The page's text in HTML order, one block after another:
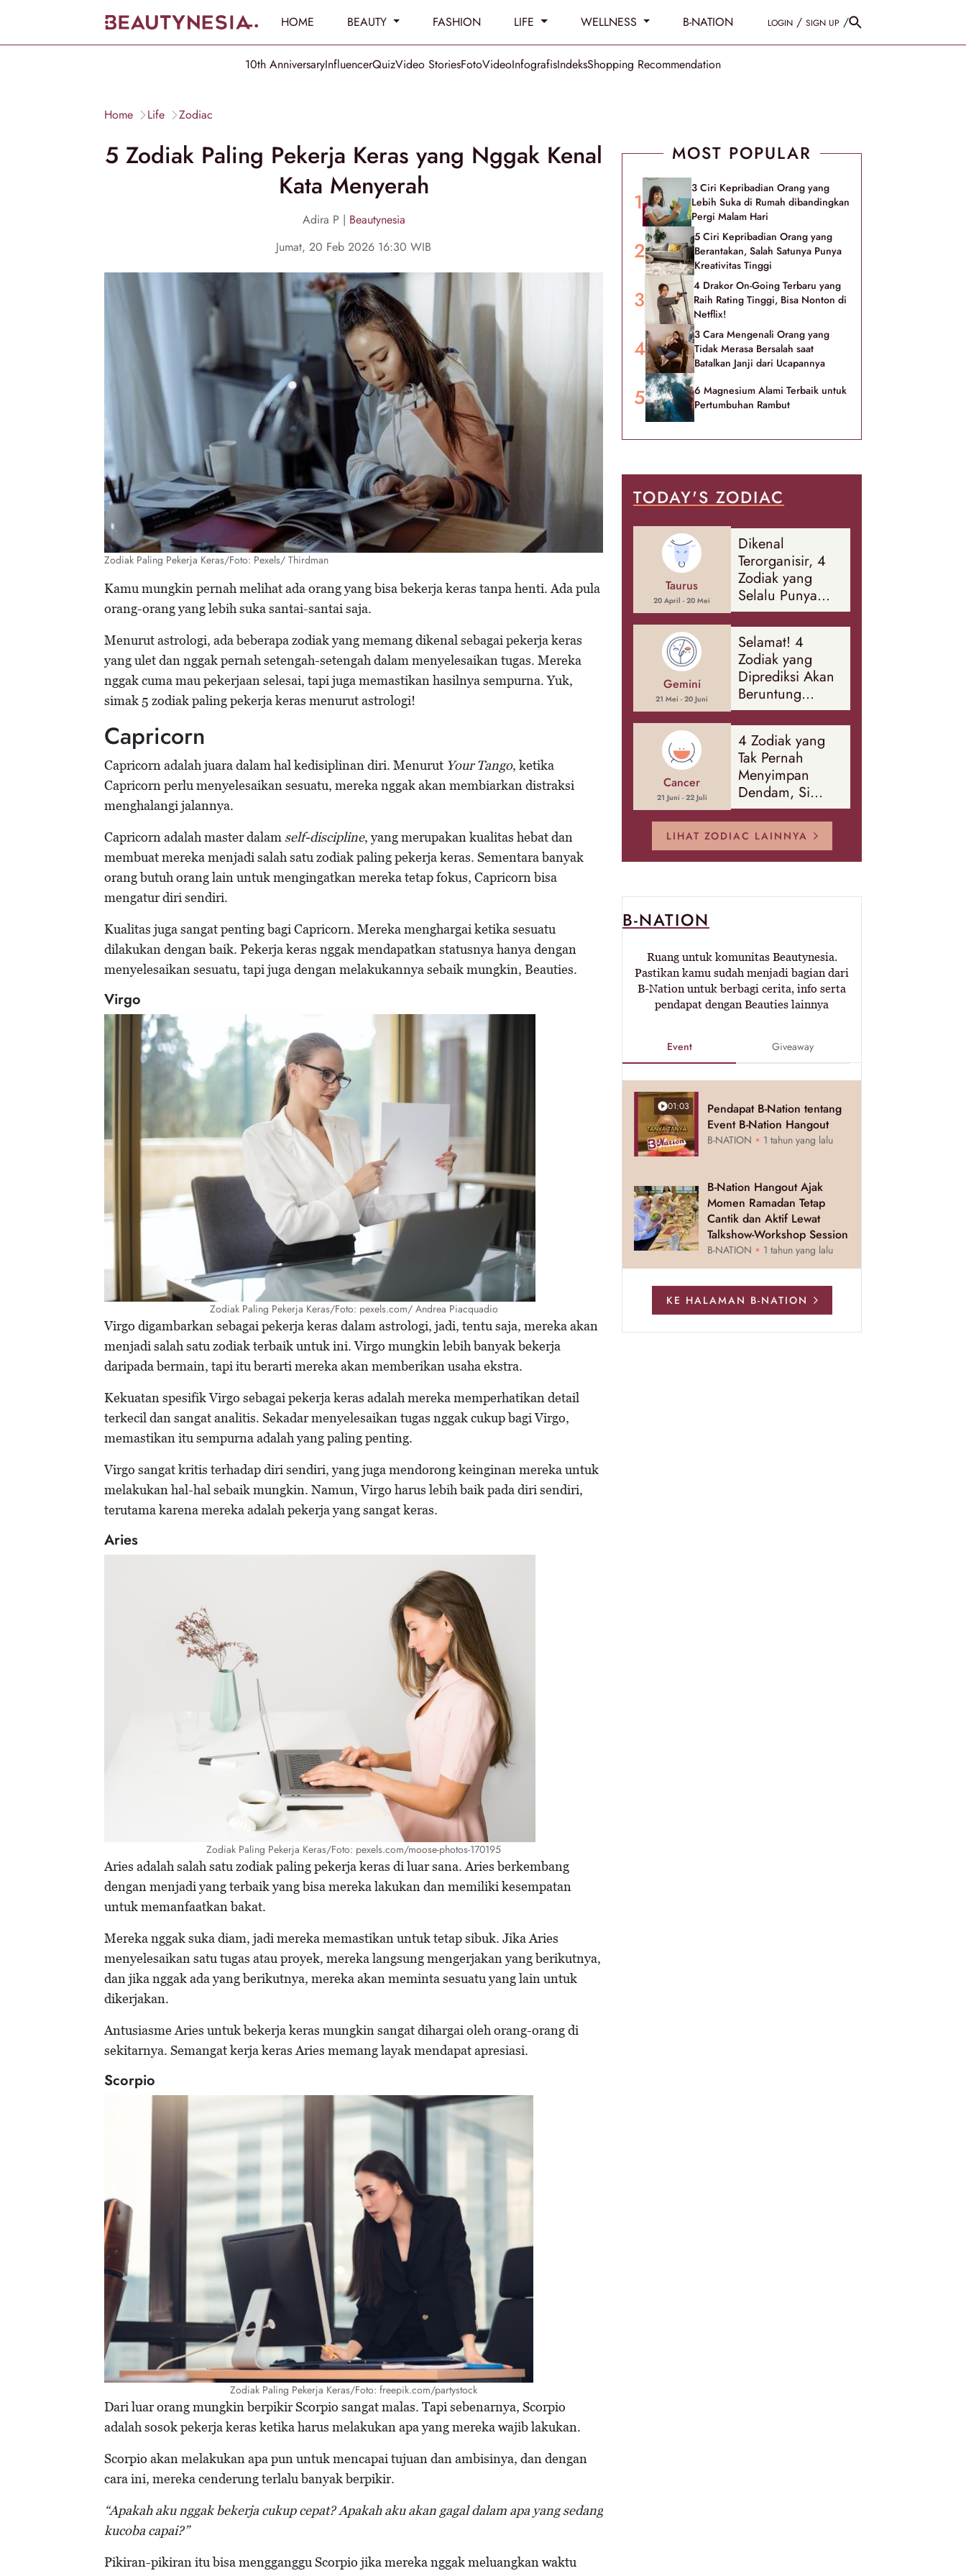
HOME BEAUTY FASHION LIFE WELLNESS B-NATION LOGIN / SIGN UP /
10th AnniversaryInfluencerQuizVideo StoriesFotoVideoInfografisIndeksShopping Recommendation
Home Life Zodiac
5 Zodiak Paling Pekerja Keras yang Nggak Kenal
Kata Menyerah
Adira P | Beautynesia
Jumat, 20 Feb 2026 16:30 WIB
Zodiak Paling Pekerja Keras/Foto: Pexels/ Thirdman
Kamu mungkin pernah melihat ada orang yang bisa bekerja keras tanpa henti. Ada pula
orang-orang yang lebih suka santai-santai saja.
Menurut astrologi, ada beberapa zodiak yang memang dikenal sebagai pekerja keras
yang ulet dan nggak pernah setengah-setengah dalam menyelesaikan tugas. Mereka
nggak cuma mau pekerjaan selesai, tapi juga memastikan hasilnya sempurna. Yuk,
simak 5 zodiak paling pekerja keras menurut astrologi!
Capricorn
Capricorn adalah juara dalam hal kedisiplinan diri. Menurut Your Tango, ketika
Capricorn perlu menyelesaikan sesuatu, mereka nggak akan membiarkan distraksi
menghalangi jalannya.
Capricorn adalah master dalamself-discipline, yang merupakan kualitas hebat dan
membuat mereka menjadi salah satu zodiak paling pekerja keras. Sementara banyak
orang butuh orang lain untuk mengingatkan mereka tetap fokus, Capricorn bisa
mengatur diri sendiri.
Kualitas juga sangat penting bagi Capricorn. Mereka menghargai ketika sesuatu
dilakukan dengan baik. Pekerja keras nggak mendapatkan statusnya hanya dengan
menyelesaikan sesuatu, tapi juga dengan melakukannya sebaik mungkin, Beauties.
Virgo
Zodiak Paling Pekerja Keras/Foto: pexels.com/ Andrea Piacquadio
Virgo digambarkan sebagai pekerja keras dalam astrologi, jadi, tentu saja, mereka akan
menjadi salah satu zodiak terbaik untuk ini. Virgo mungkin lebih banyak bekerja
daripada bermain, tapi itu berarti mereka akan memberikan usaha ekstra.
Kekuatan spesifik Virgo sebagai pekerja keras adalah mereka memperhatikan detail
terkecil dan sangat analitis. Sekadar menyelesaikan tugas nggak cukup bagi Virgo,
memastikan itu sempurna adalah yang paling penting.
Virgo sangat kritis terhadap diri sendiri, yang juga mendorong keinginan mereka untuk
melakukan hal-hal sebaik mungkin. Namun, Virgo harus lebih baik pada diri sendiri,
terutama karena mereka adalah pekerja yang sangat keras.
Aries
Zodiak Paling Pekerja Keras/Foto: pexels.com/moose-photos-170195
Aries adalah salah satu zodiak paling pekerja keras di luar sana. Aries berkembang
dengan menjadi yang terbaik yang bisa mereka lakukan dan memiliki kesempatan
untuk memanfaatkan bakat.
Mereka nggak suka diam, jadi mereka memastikan untuk tetap sibuk. Jika Aries
menyelesaikan satu tugas atau proyek, mereka langsung mengerjakan yang berikutnya,
dan jika nggak ada yang berikutnya, mereka akan meminta sesuatu yang lain untuk
dikerjakan.
Antusiasme Aries untuk bekerja keras mungkin sangat dihargai oleh orang-orang di
sekitarnya. Semangat kerja keras Aries memang layak mendapat apresiasi.
Scorpio
Zodiak Paling Pekerja Keras/Foto: freepik.com/partystock
Dari luar orang mungkin berpikir Scorpio sangat malas. Tapi sebenarnya, Scorpio
adalah sosok pekerja keras ketika harus melakukan apa yang mereka wajib lakukan.
Scorpio akan melakukan apa pun untuk mencapai tujuan dan ambisinya, dan dengan
cara ini, mereka cenderung terlalu banyak berpikir.
“Apakah aku nggak bekerja cukup cepat? Apakah aku akan gagal dalam apa yang sedang
kucoba capai?”
Pikiran-pikiran itu bisa mengganggu Scorpio jika mereka nggak meluangkan waktu
MOST POPULAR
3 Ciri Kepribadian Orang yang
Lebih Suka di Rumah dibandingkan
Pergi Malam Hari
5 Ciri Kepribadian Orang yang
Berantakan, Salah Satunya Punya
Kreativitas Tinggi
4 Drakor On-Going Terbaru yang
Raih Rating Tinggi, Bisa Nonton di
Netflix!
3 Cara Mengenali Orang yang
Tidak Merasa Bersalah saat
Batalkan Janji dari Ucapannya
6 Magnesium Alami Terbaik untuk
Pertumbuhan Rambut
TODAY'S ZODIAC
Taurus
20 April - 20 Mei
Dikenal
Terorganisir, 4
Zodiak yang
Selalu Punya
Rencana
Cadangan Soal
Banyak Hal
Gemini
21 Mei - 20 Juni
Selamat! 4
Zodiak yang
Diprediksi Akan
Beruntung
Sepanjang
Agustus 2026
Cancer
21 Juni - 22 Juli
4 Zodiak yang
Tak Pernah
Menyimpan
Dendam, Si
Paling Mudah
Memaafkan!
LIHAT ZODIAC LAINNYA
B-NATION
Ruang untuk komunitas Beautynesia.
Pastikan kamu sudah menjadi bagian dari
B-Nation untuk berbagi cerita, info serta
pendapat dengan Beauties lainnya
Event Giveaway
01:03
Pendapat B-Nation tentang
Event B-Nation Hangout
B-NATION 1 tahun yang lalu
B-Nation Hangout Ajak
Momen Ramadan Tetap
Cantik dan Aktif Lewat
Talkshow-Workshop Session
B-NATION 1 tahun yang lalu
KE HALAMAN B-NATION